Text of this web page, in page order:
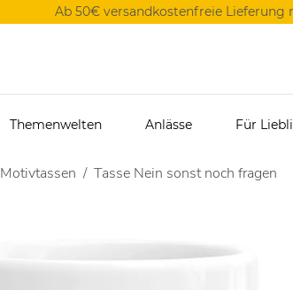
Ab 50€ versandkostenfreie Lieferung
Themenwelten Anlässe Für
Motivtassen Tasse Nein sonst noch fragen